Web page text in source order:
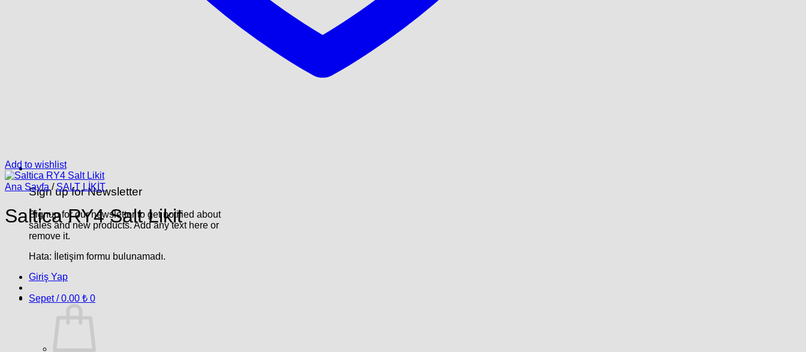
Sign up for Newsletter
Signup for our newsletter to get notified about
sales and new products. Add any text here or
remove it.
Hata: İletişim formu bulunamadı.
Giriş Yap
Sepet /0.00 ₺ 0
Add to wishlist
Ana Sayfa / SALT LİKİT
Saltica RY4 Salt Likit